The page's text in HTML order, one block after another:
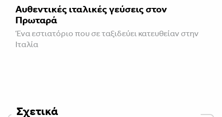
Αυθεντικές ιταλικές γεύσεις στον
Πρωταρά
Ένα εστιατόριο που σε ταξιδεύει κατευθείαν στην
Ιταλία
Σχετικά